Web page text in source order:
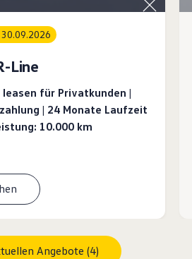
30.09.2026
Line
für Privatkunden |
| 24 Monate Laufzeit
10.000 km
Angebote (4)